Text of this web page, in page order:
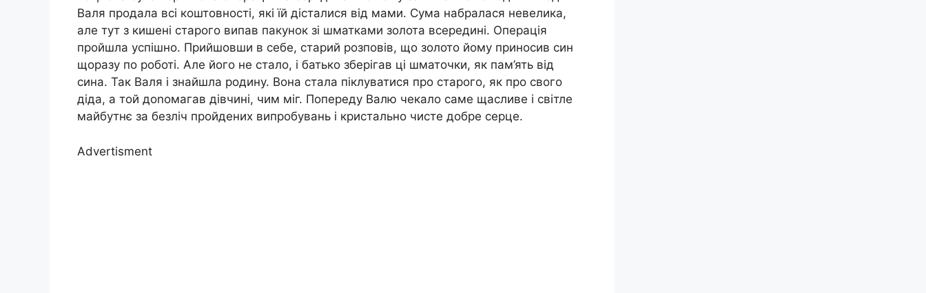
Валя продала всі коштовності, які їй дісталися від мами. Сума набралася невелика,
але тут з кишені старого випав пакунок зі шматками золота всередині. Операція
пройшла успішно. Прийшовши в себе, старий розповів, що золото йому приносив син
щоразу по роботі. Але його не стало, і батько зберігав ці шматочки, як пам’ять від
сина. Так Валя і знайшла родину. Вона стала піклуватися про старого, як про свого
діда, а той доnомагав дівчині, чим міг. Попереду Валю чекало саме щасливе і світле
майбутнє за безліч пройдених випробувань і кристально чисте добре серце.
Advertisment